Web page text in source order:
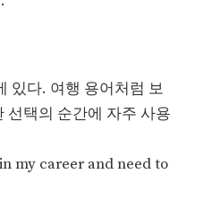
있다. 여행 용어처럼 보
선택의 순간에 자주 사용
my career and need to